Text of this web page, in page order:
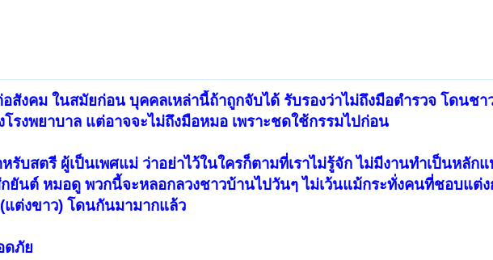
สังคม ในสมัยก่อน บุคคลเหล่านี้ถ้าถูกจับได้ รับรองว่าไม่ถึงมือตำรวจ โดนชา
รงพยาบาล แต่อาจจะไม่ถึงมือหมอ เพราะชดใช้กรรมไปก่อน
รับสตรี ผู้เป็นเพศแม่ ว่าอย่าไว้ในใครก็ตามที่เราไม่รู้จัก ไม่มีงานทำเป็นหลัก
กยันต์ หมอดู พวกนี้จะหลอกลวงชาวบ้านไปวันๆ ไม่เว้นแม้กระทั่งคนที่ชอบแต่
แต่งขาว) โดนกันมามากแล้ว
ดภัย